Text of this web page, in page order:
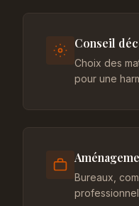
Conseil
Choix des
pour une
Bureaux,